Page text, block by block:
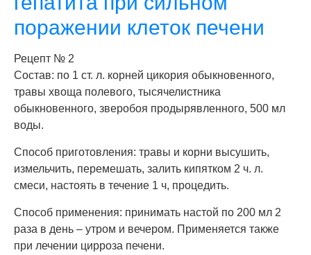
поражении клеток печени
Рецепт № 2
Состав: по 1 ст. л. корней цикория обыкновенного,
травы хвоща полевого, тысячелистника
обыкновенного, зверобоя продырявленного, 500 мл
воды.
Способ приготовления: травы и корни высушить,
измельчить, перемешать, залить кипятком 2 ч. л.
смеси, настоять в течение 1 ч, процедить.
Способ применения: принимать настой по 200 мл 2
раза в день – утром и вечером. Применяется также
при лечении цирроза печени.